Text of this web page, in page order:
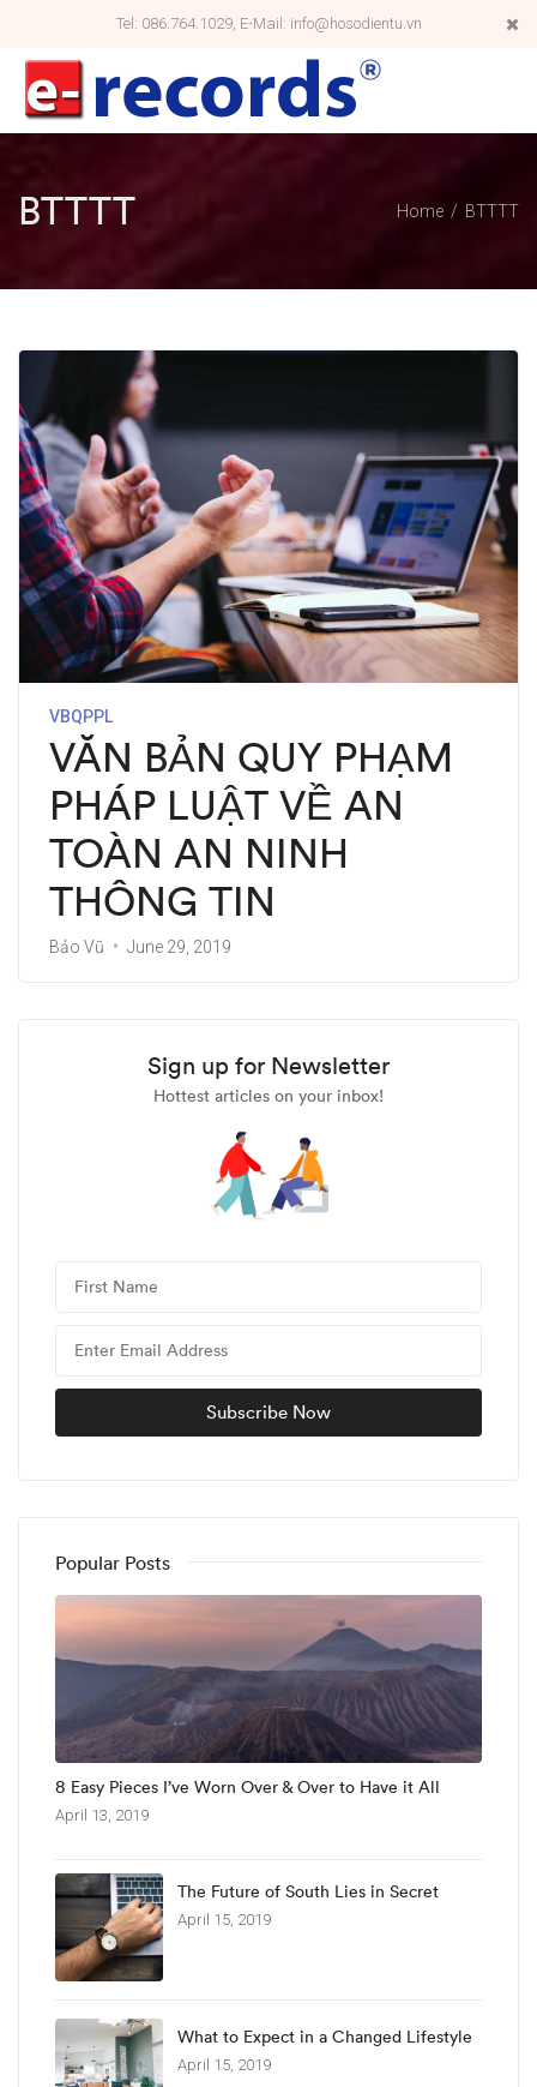
Tel: 086.764.1029, E-Mail: info@hosodientu.vn
BTTTT Home BTTTT
VBQPPL
VĂN BẢN QUY PHẠM
PHÁP LUẬT VỀ AN
TOÀN AN NINH
THÔNG TIN
Bảo Vũ June 29, 2019
Sign up for Newsletter
Hottest articles on your inbox!
Popular Posts
8 Easy Pieces I’ve Worn Over & Over to Have it All
April 13, 2019
The Future of South Lies in Secret
April 15, 2019
What to Expect in a Changed Lifestyle
April 15, 2019